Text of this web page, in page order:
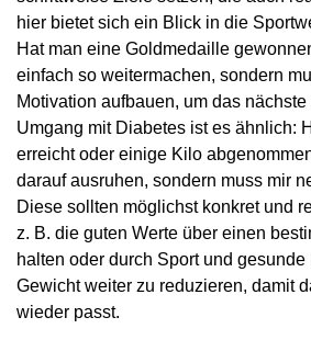
hier bietet sich ein Blick in die
Hat man eine Goldmedaille
einfach so weitermachen, sondern
Motivation aufbauen, um das
Umgang mit Diabetes ist es ähnlich:
erreicht oder einige Kilo
darauf ausruhen, sondern muss mir
Diese sollten möglichst konkret und
z. B. die guten Werte über einen
halten oder durch Sport und
Gewicht weiter zu reduzieren, damit
wieder passt.